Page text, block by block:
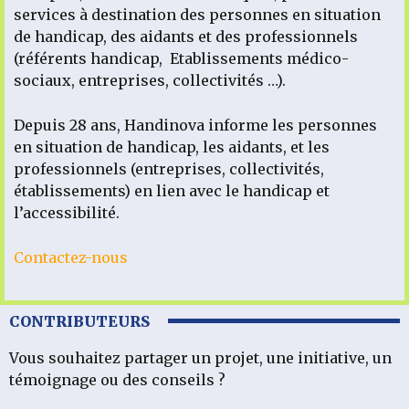
services à destination des personnes en situation
de handicap, des aidants et des professionnels
(référents handicap, Etablissements médico-
sociaux, entreprises, collectivités …).
Depuis 28 ans, Handinova informe les personnes
en situation de handicap, les aidants, et les
professionnels (entreprises, collectivités,
établissements) en lien avec le handicap et
l’accessibilité.
Contactez-nous
CONTRIBUTEURS
Vous souhaitez partager un projet, une initiative, un
témoignage ou des conseils ?